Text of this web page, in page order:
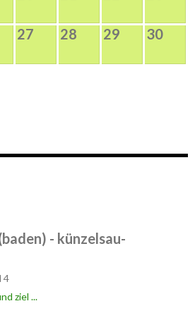
27 28 29 30
- künzelsau-
4
ziel ...